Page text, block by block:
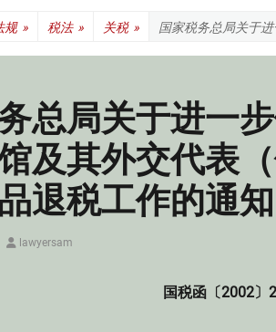
规 » 税法 » 关税 » 国家税务总局关于
总局关于进一
馆及其外交代表
退税工作的通知
Authorlawyersam
国税函〔2002〕